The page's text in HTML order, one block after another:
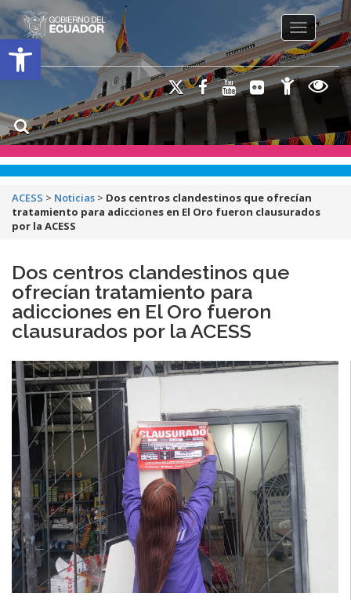
Open toolbar
Toggle
ACESS > Noticias > Dos centros clandestinos que ofrecían
tratamiento para adicciones en El Oro fueron clausurados
por la ACESS
Dos centros clandestinos que
ofrecían tratamiento para
adicciones en El Oro fueron
clausurados por la ACESS